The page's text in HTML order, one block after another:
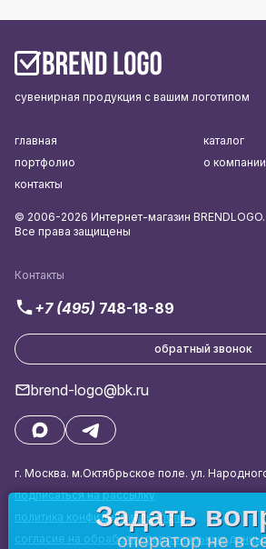
сувенирная продукция с вашим логотипом
Контакты
+7 (495) 748-18-89
обратный звонок
brend-logo@bk.ru
г. Москва. м.Октябрьское поле. ул.
подписаться на рассылку
политика конфиденциальности
согласие на обработку персональных
главная
каталог
портфолио
о компании
контакты
© 2006-2026 Интернет-магазин BRENDLOGO.
Все права защищены
Задать
оператор не в